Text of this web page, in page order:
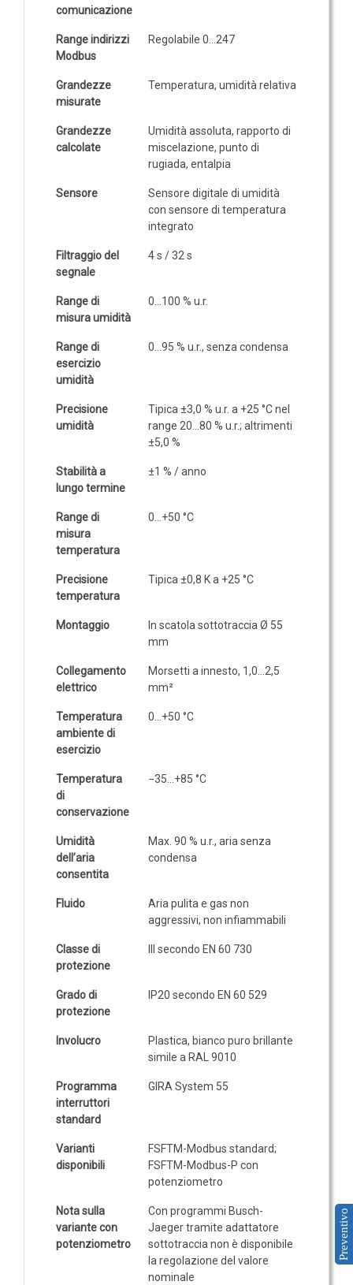
comunicazione
Range indirizzi
Modbus
Regolabile 0…247
Grandezze
misurate
Temperatura, umidità relativa
Grandezze
calcolate
Umidità assoluta, rapporto di
miscelazione, punto di
rugiada, entalpia
Sensore
Sensore digitale di umidità
con sensore di temperatura
integrato
Filtraggio del
segnale
4 s / 32 s
Range di
misura umidità
0…100 % u.r.
Range di
esercizio
umidità
0…95 % u.r., senza condensa
Precisione
umidità
Tipica ±3,0 % u.r. a +25 °C nel
range 20…80 % u.r.; altrimenti
±5,0 %
Stabilità a
lungo termine
±1 % / anno
Range di
misura
temperatura
0…+50 °C
Precisione
temperatura
Tipica ±0,8 K a +25 °C
Montaggio
In scatola sottotraccia Ø 55
mm
Collegamento
elettrico
Morsetti a innesto, 1,0…2,5
mm²
Temperatura
ambiente di
esercizio
0…+50 °C
Temperatura
di
conservazione
−35…+85 °C
Umidità
dell’aria
consentita
Max. 90 % u.r., aria senza
condensa
Fluido
Aria pulita e gas non
aggressivi, non infiammabili
Classe di
protezione
III secondo EN 60 730
Grado di
protezione
IP20 secondo EN 60 529
Involucro
Plastica, bianco puro brillante
simile a RAL 9010
Programma
interruttori
standard
GIRA System 55
Varianti
disponibili
FSFTM-Modbus standard;
FSFTM-Modbus-P con
potenziometro
Nota sulla
variante con
potenziometro
Con programmi Busch-
Jaeger tramite adattatore
sottotraccia non è disponibile
la regolazione del valore
nominale
Dispositivi LoRaWAN
Sensori LoRaWAN
Contatori e Convertitori LoRaWAN
Gateway LoRaWAN
Dispositivi Narrow Band
Moduli I/O
LOGGER
Data logger con sensore integrato
Ammoniaca (NH3)
NH3 ambiente
C2H4 ambiente
C2H4 in condotto
Idrogeno (H2)
H2 ambiente
H2 in condotto
CO ambiente
Preventivo